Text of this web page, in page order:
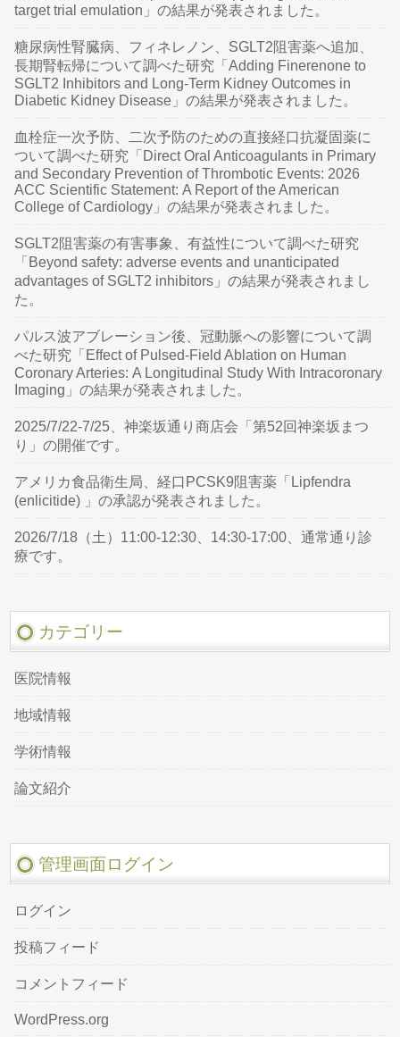
target trial emulation」の結果が発表されました。
糖尿病性腎臓病、フィネレノン、SGLT2阻害薬へ追加、
長期腎転帰について調べた研究「Adding Finerenone to
SGLT2 Inhibitors and Long-Term Kidney Outcomes in
Diabetic Kidney Disease」の結果が発表されました。
血栓症一次予防、二次予防のための直接経口抗凝固薬に
ついて調べた研究「Direct Oral Anticoagulants in Primary
and Secondary Prevention of Thrombotic Events: 2026
ACC Scientific Statement: A Report of the American
College of Cardiology」の結果が発表されました。
SGLT2阻害薬の有害事象、有益性について調べた研究
「Beyond safety: adverse events and unanticipated
advantages of SGLT2 inhibitors」の結果が発表されまし
た。
パルス波アブレーション後、冠動脈への影響について調
べた研究「Effect of Pulsed-Field Ablation on Human
Coronary Arteries: A Longitudinal Study With Intracoronary
Imaging」の結果が発表されました。
2025/7/22-7/25、神楽坂通り商店会「第52回神楽坂まつ
り」の開催です。
アメリカ食品衛生局、経口PCSK9阻害薬「Lipfendra
(enlicitide) 」の承認が発表されました。
2026/7/18（土）11:00-12:30、14:30-17:00、通常通り診
療です。
カテゴリー
医院情報
地域情報
学術情報
論文紹介
管理画面ログイン
ログイン
投稿フィード
コメントフィード
WordPress.org